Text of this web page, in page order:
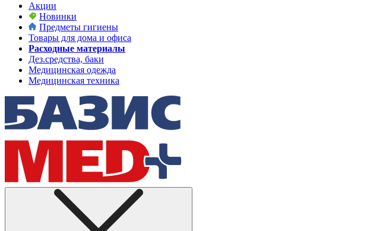
Акции
Новинки
Предметы гигиены
Товары для дома и офиса
Расходные материалы
Дез.средства, баки
Медицинская одежда
Медицинская техника